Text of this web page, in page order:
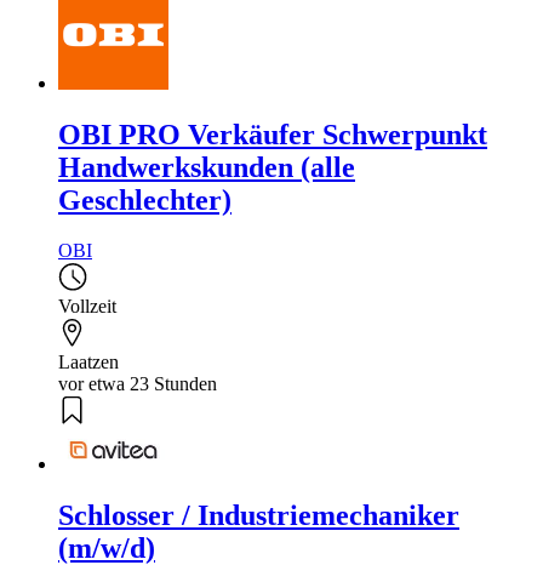
OBI PRO Verkäufer Schwerpunkt
Handwerkskunden (alle
Geschlechter)
OBI
Vollzeit
Laatzen
vor etwa 23 Stunden
Schlosser / Industriemechaniker
(m/w/d)